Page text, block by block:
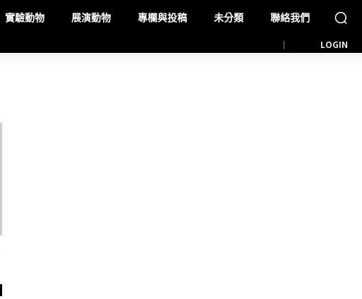
實驗動物 展演動物 專欄與投稿 未分類 聯絡我們
LOGIN